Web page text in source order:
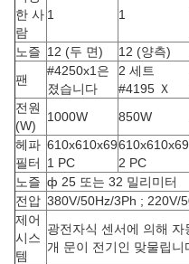
한 사
람
1 1
노즐 12 (두 면) 12 (양측)
팬
#4250x1은
졌습니다
2 세트
#4195 Ｘ
전원
(W)
1000W 850W
헤파
필터
610x610x69
1 PC
610x610x69
2 PC
노즐 ф 25 또는 32 밀리미터
전압 380V/50Hz/3Ph ; 220V/
제어
시스
템
광전자식 센서에 의해
개 문이 전기인 맞물립니